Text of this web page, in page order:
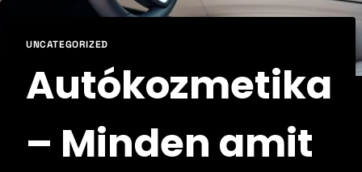
Áraink
Kiemelt ajánlatok
UNCATEGORIZED
Autókozmetika
– Minden amit